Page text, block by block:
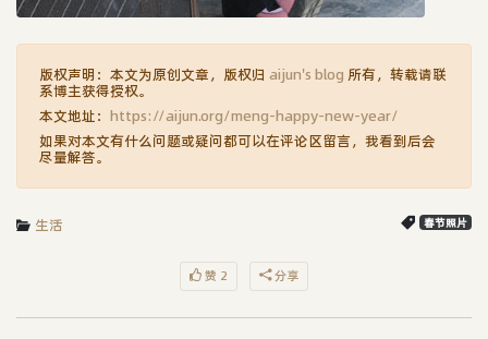
版权声明：本文为原创文章，版权归 aijun's blog 所有，转载请联
系博主获得授权。
本文地址： https://aijun.org/meng-happy-new-year/
如果对本文有什么问题或疑问都可以在评论区留言，我看到后会
尽量解答。
生活 春节照片
赞 2 分享